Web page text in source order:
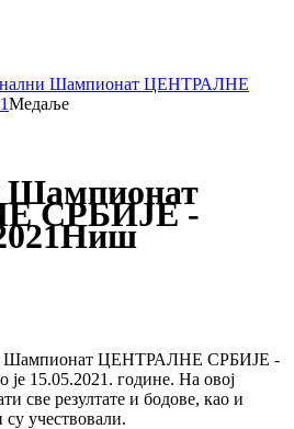
Шампионат ЦЕНТРАЛНЕ
Медаље
Шампионат
СРБИЈЕ -
Ниш
Шампионат ЦЕНТРАЛНЕ СРБИЈЕ -
15.05.2021. године. На овој
све резултате и бодове, као и
су учествовали.